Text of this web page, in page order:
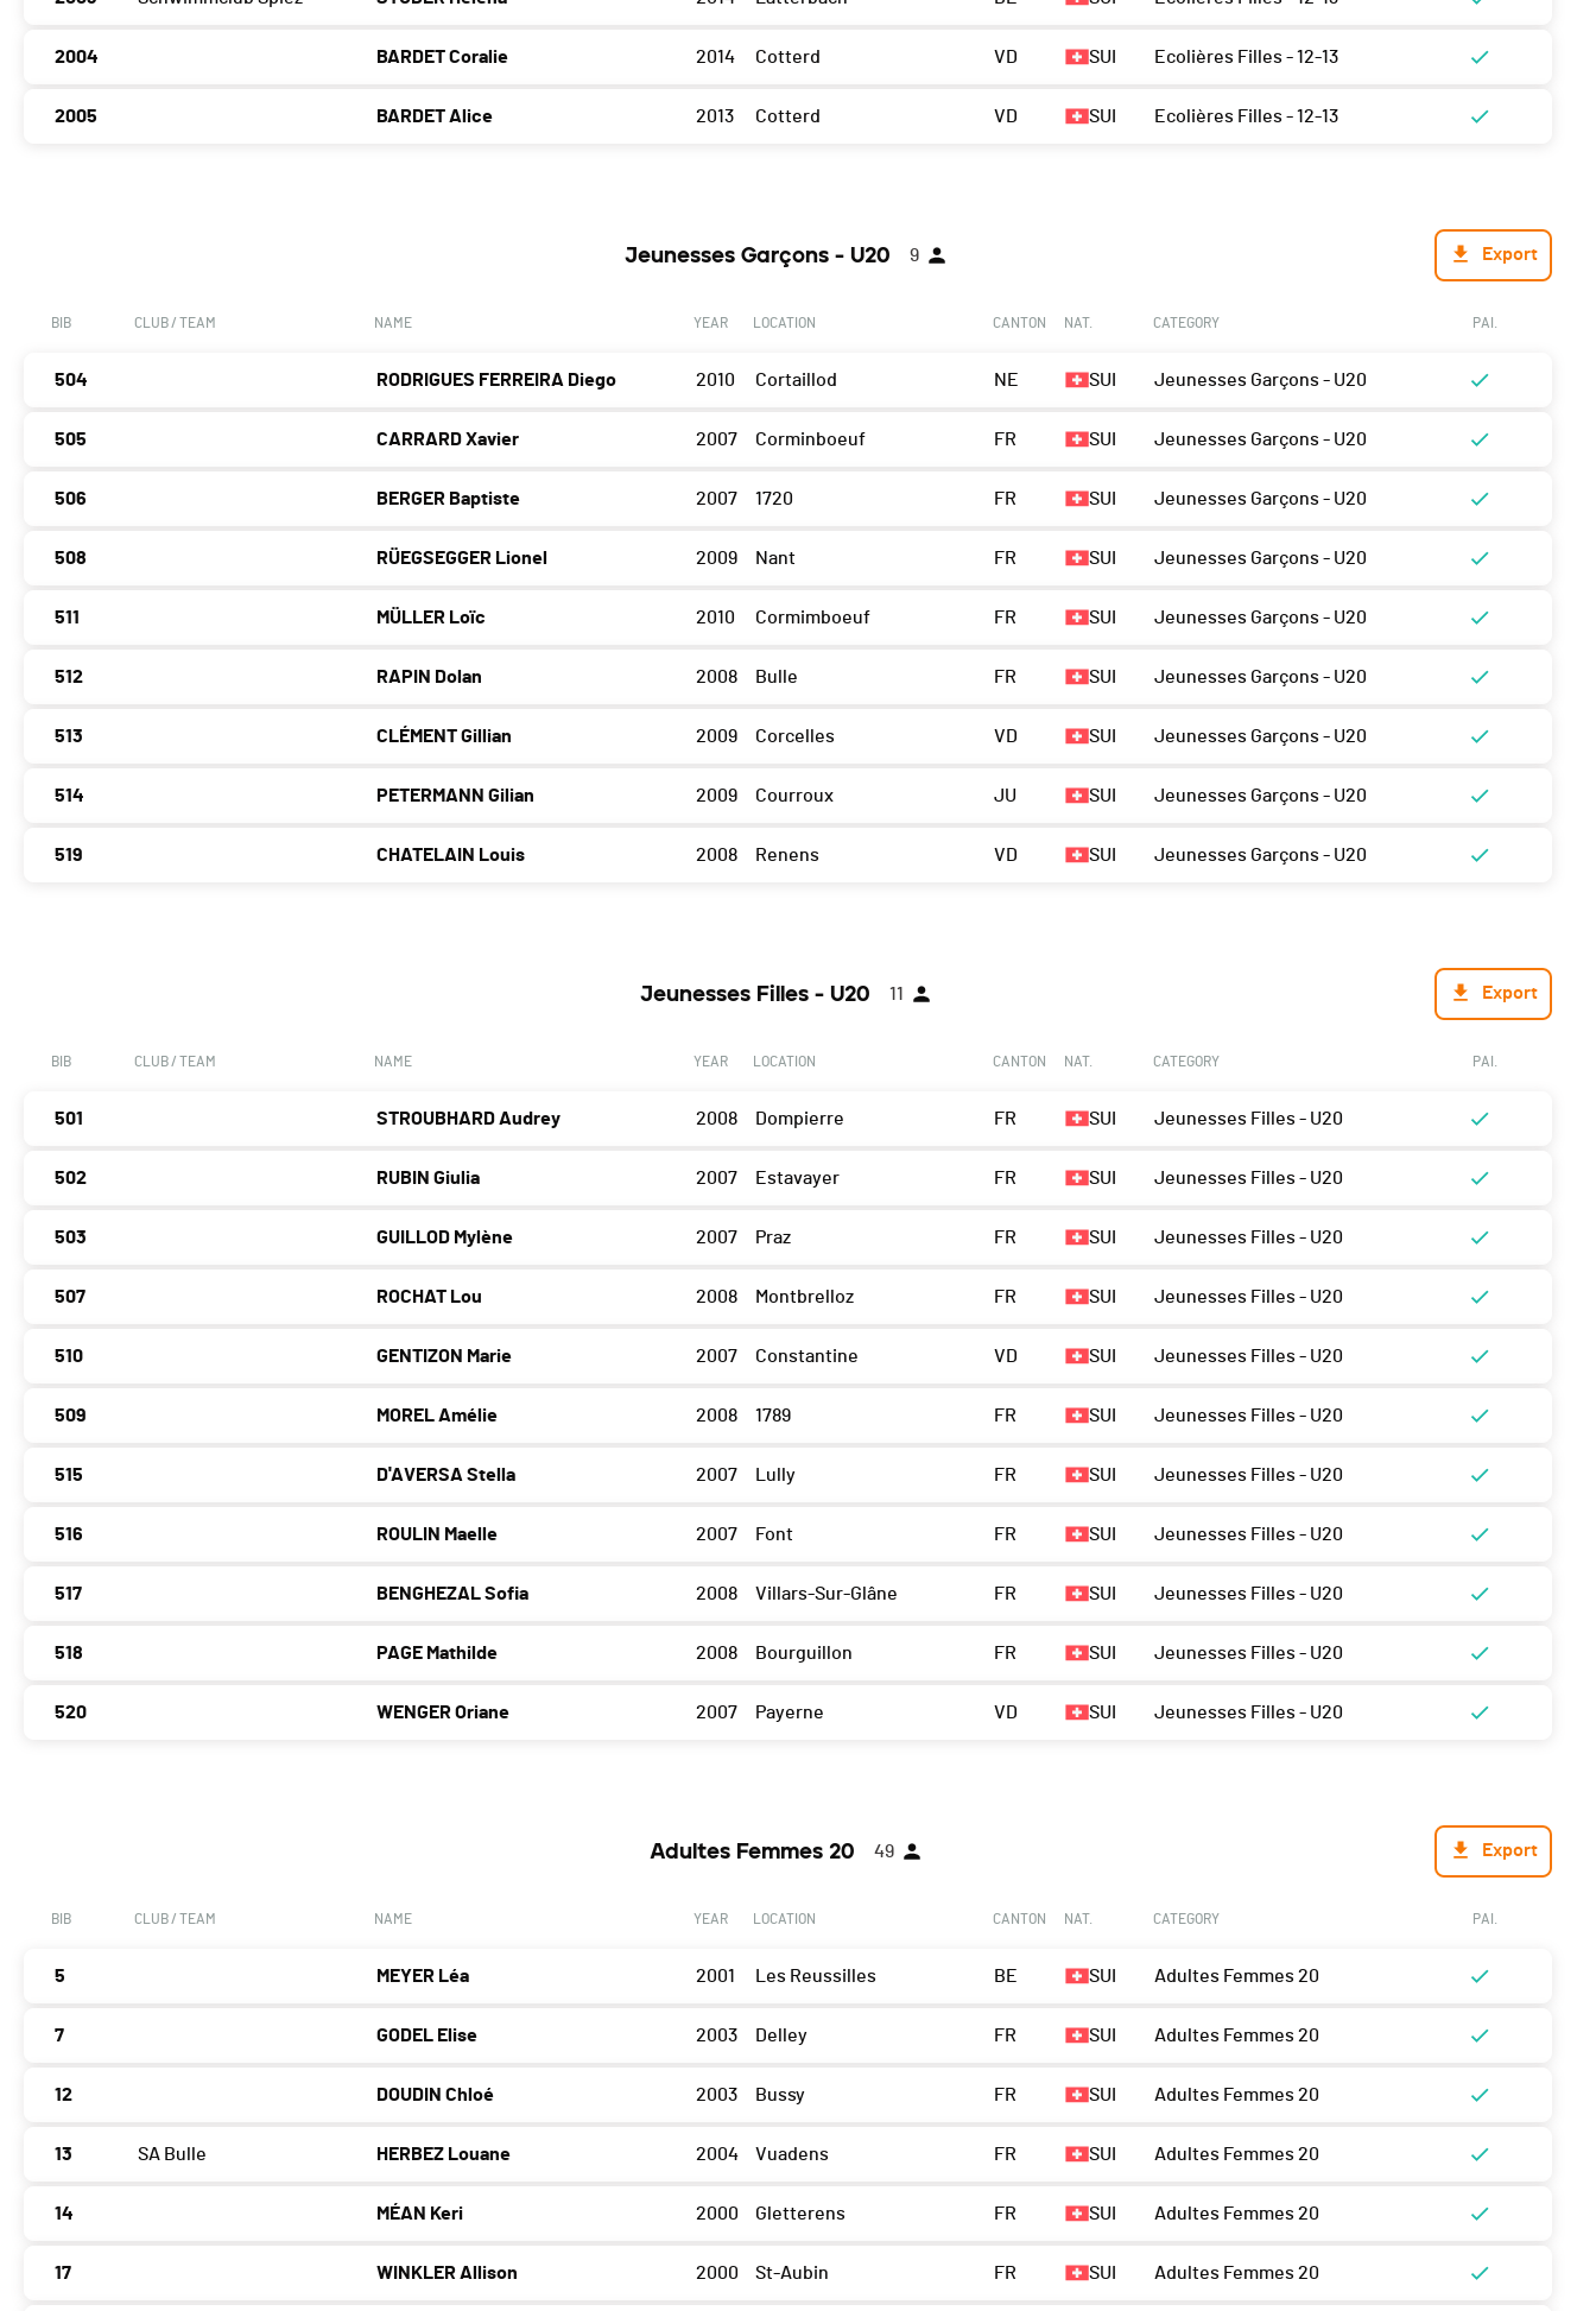
2004 BARDET Coralie 2014 Cotterd VD SUI Ecolières Filles - 12-13
2005 BARDET Alice 2013 Cotterd VD SUI Ecolières Filles - 12-13
Jeunesses Garçons - U20 9 Export
BIB CLUB / TEAM NAME YEAR LOCATION CANTON NAT. CATEGORY PAI.
504 RODRIGUES FERREIRA Diego 2010 Cortaillod NE SUI Jeunesses Garçons - U20
505 CARRARD Xavier 2007 Corminboeuf FR SUI Jeunesses Garçons - U20
506 BERGER Baptiste 2007 1720 FR SUI Jeunesses Garçons - U20
508 RÜEGSEGGER Lionel 2009 Nant FR SUI Jeunesses Garçons - U20
511 MÜLLER Loïc 2010 Cormimboeuf FR SUI Jeunesses Garçons - U20
512 RAPIN Dolan 2008 Bulle FR SUI Jeunesses Garçons - U20
513 CLÉMENT Gillian 2009 Corcelles VD SUI Jeunesses Garçons - U20
514 PETERMANN Gilian 2009 Courroux JU SUI Jeunesses Garçons - U20
519 CHATELAIN Louis 2008 Renens VD SUI Jeunesses Garçons - U20
Jeunesses Filles - U20 11 Export
BIB CLUB / TEAM NAME YEAR LOCATION CANTON NAT. CATEGORY PAI.
501 STROUBHARD Audrey 2008 Dompierre FR SUI Jeunesses Filles - U20
502 RUBIN Giulia 2007 Estavayer FR SUI Jeunesses Filles - U20
503 GUILLOD Mylène 2007 Praz FR SUI Jeunesses Filles - U20
507 ROCHAT Lou 2008 Montbrelloz FR SUI Jeunesses Filles - U20
510 GENTIZON Marie 2007 Constantine VD SUI Jeunesses Filles - U20
509 MOREL Amélie 2008 1789 FR SUI Jeunesses Filles - U20
515 D'AVERSA Stella 2007 Lully FR SUI Jeunesses Filles - U20
516 ROULIN Maelle 2007 Font FR SUI Jeunesses Filles - U20
517 BENGHEZAL Sofia 2008 Villars-Sur-Glâne FR SUI Jeunesses Filles - U20
518 PAGE Mathilde 2008 Bourguillon FR SUI Jeunesses Filles - U20
520 WENGER Oriane 2007 Payerne VD SUI Jeunesses Filles - U20
Adultes Femmes 20 49 Export
BIB CLUB / TEAM NAME YEAR LOCATION CANTON NAT. CATEGORY PAI.
5 MEYER Léa 2001 Les Reussilles BE SUI Adultes Femmes 20
7 GODEL Elise 2003 Delley FR SUI Adultes Femmes 20
12 DOUDIN Chloé 2003 Bussy FR SUI Adultes Femmes 20
13 SA Bulle HERBEZ Louane 2004 Vuadens FR SUI Adultes Femmes 20
14 MÉAN Keri 2000 Gletterens FR SUI Adultes Femmes 20
17 WINKLER Allison 2000 St-Aubin FR SUI Adultes Femmes 20